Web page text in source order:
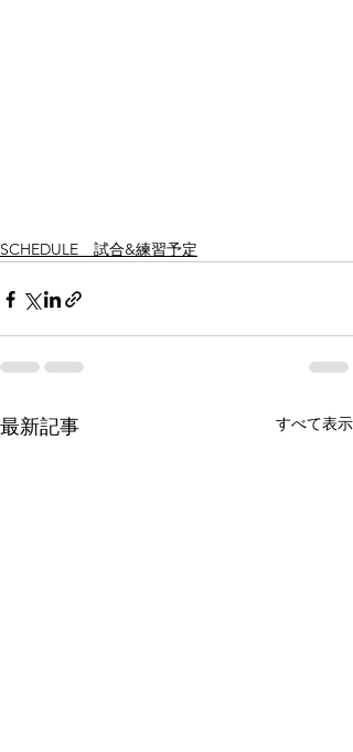
SCHEDULE 試合&練習予定
最新記事 すべて表示